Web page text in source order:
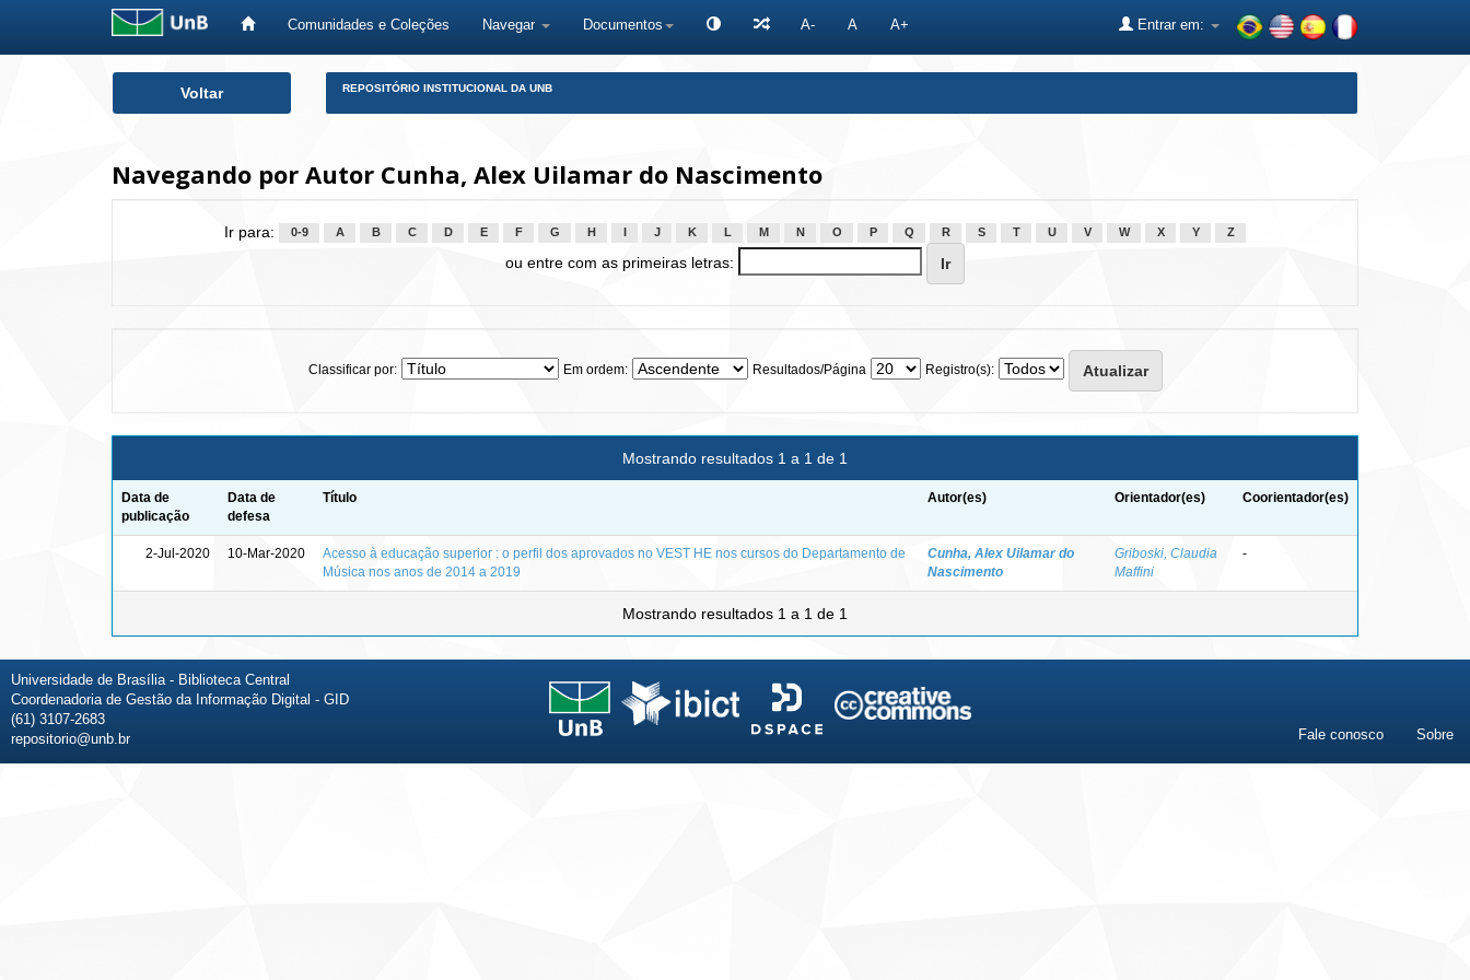
Comunidades e Coleções Navegar Documentos A- A A+ Entrar em:
Voltar REPOSITÓRIO INSTITUCIONAL DA UNB
Navegando por Autor Cunha, Alex Uilamar do Nascimento
Ir para: 0-9 A B C D E F G H J K L M N O P Q R S T U V W X Y Z
ou entre com as primeiras letras:
Classificar por: Em ordem: Resultados/Página Registro(s):
Mostrando resultados 1 a 1 de 1
Data de
publicação
Data de
defesa
Título Autor(es) Orientador(es) Coorientador(es)
2-Jul-2020 10-Mar-2020
Acesso à educação superior : o perfil dos aprovados no VEST HE nos cursos do Departamento de
Música nos anos de 2014 a 2019
Cunha, Alex Uilamar do
Nascimento
Griboski, Claudia
Maffini
-
Mostrando resultados 1 a 1 de 1
Universidade de Brasília - Biblioteca Central
Coordenadoria de Gestão da Informação Digital - GID
(61) 3107-2683
repositorio@unb.br
Fale conosco Sobre